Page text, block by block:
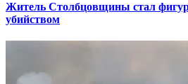
Житель Столбцовщины стал
убийством